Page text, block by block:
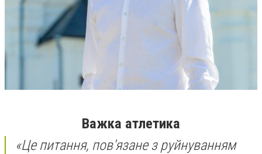
Важка атлетика
«Це питання, пов′язане з руйнуванням